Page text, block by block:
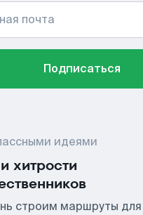
почта
Подписаться
идеями
хитрости
строим маршруты для